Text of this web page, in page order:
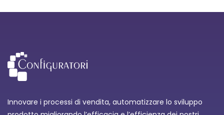
Innovare i processi di vendita, automatizzare lo sviluppo